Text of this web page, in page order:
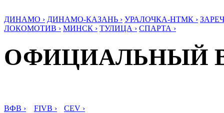
ДИНАМО › ДИНАМО-КАЗАНЬ › УРАЛОЧКА-НТМК ›
ЛОКОМОТИВ › МИНСК › ТУЛИЦА › СПАРТА ›
ОФИЦИАЛЬНЫЙ
ВФВ › FIVB › CEV ›